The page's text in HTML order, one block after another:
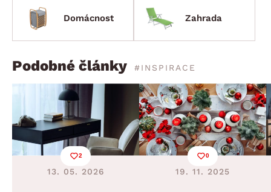
Domácnost Zahrada
Podobné články #INSPIRACE
2
13. 05. 2026
0
19. 11. 2025